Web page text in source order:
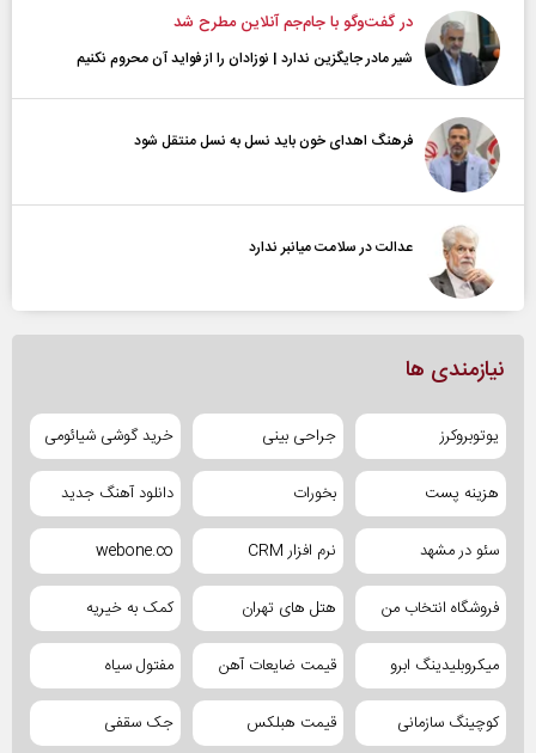
در گفت‌و‌گو با جام‌جم آنلاین مطرح شد
شیر مادر جایگزین ندارد | نوزادان را از فواید آن محروم نکنیم
فرهنگ اهدای خون باید نسل به نسل منتقل شود
عدالت در سلامت میانبر ندارد
نیازمندی ها
یوتوبروکرز جراحی بینی خرید گوشی شیائومی
هزینه پست بخورات دانلود آهنگ جدید
سئو در مشهد نرم افزار CRM webone.co
فروشگاه انتخاب من هتل های تهران کمک به خیریه
میکروبلیدینگ ابرو قیمت ضایعات آهن مفتول سیاه
کوچینگ سازمانی قیمت هبلکس جک سقفی